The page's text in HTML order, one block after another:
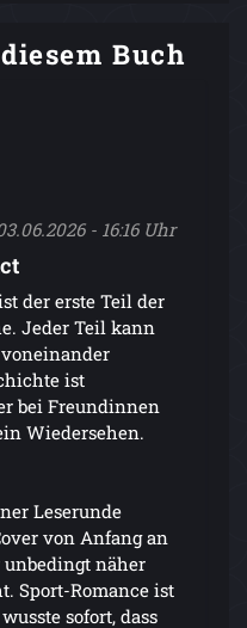
Buch
- 16:16 Uhr
der erste Teil der
Jeder Teil kann
ist
bei Freundinnen
Wiedersehen.
Leserunde
von Anfang an
näher
Sport-Romance ist
sofort, dass